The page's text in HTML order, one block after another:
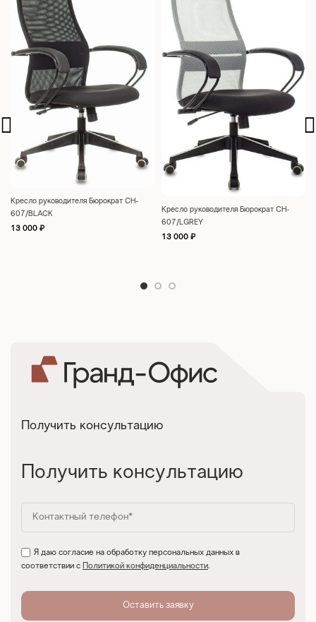
Кресло руководителя Бюрократ CH-
607/BLACK
13 000 ₽
Кресло руководителя Бюрократ CH-
607/LGREY
13 000 ₽
Получить консультацию
Получить консультацию
Я даю согласие на обработку персональных данных в
соответствии с
Политикой конфиденциальности.